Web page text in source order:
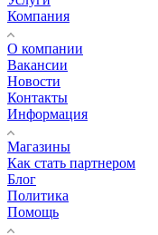
Компания
О компании
Вакансии
Новости
Контакты
Информация
Магазины
Как стать партнером
Блог
Политика
Помощь